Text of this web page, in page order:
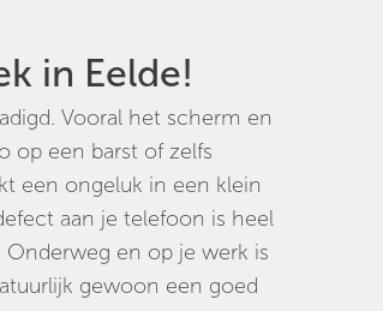
in Eelde!
Vooral het scherm en
op een barst of zelfs
een ongeluk in een klein
aan je telefoon is heel
Onderweg en op je werk is
gewoon een goed